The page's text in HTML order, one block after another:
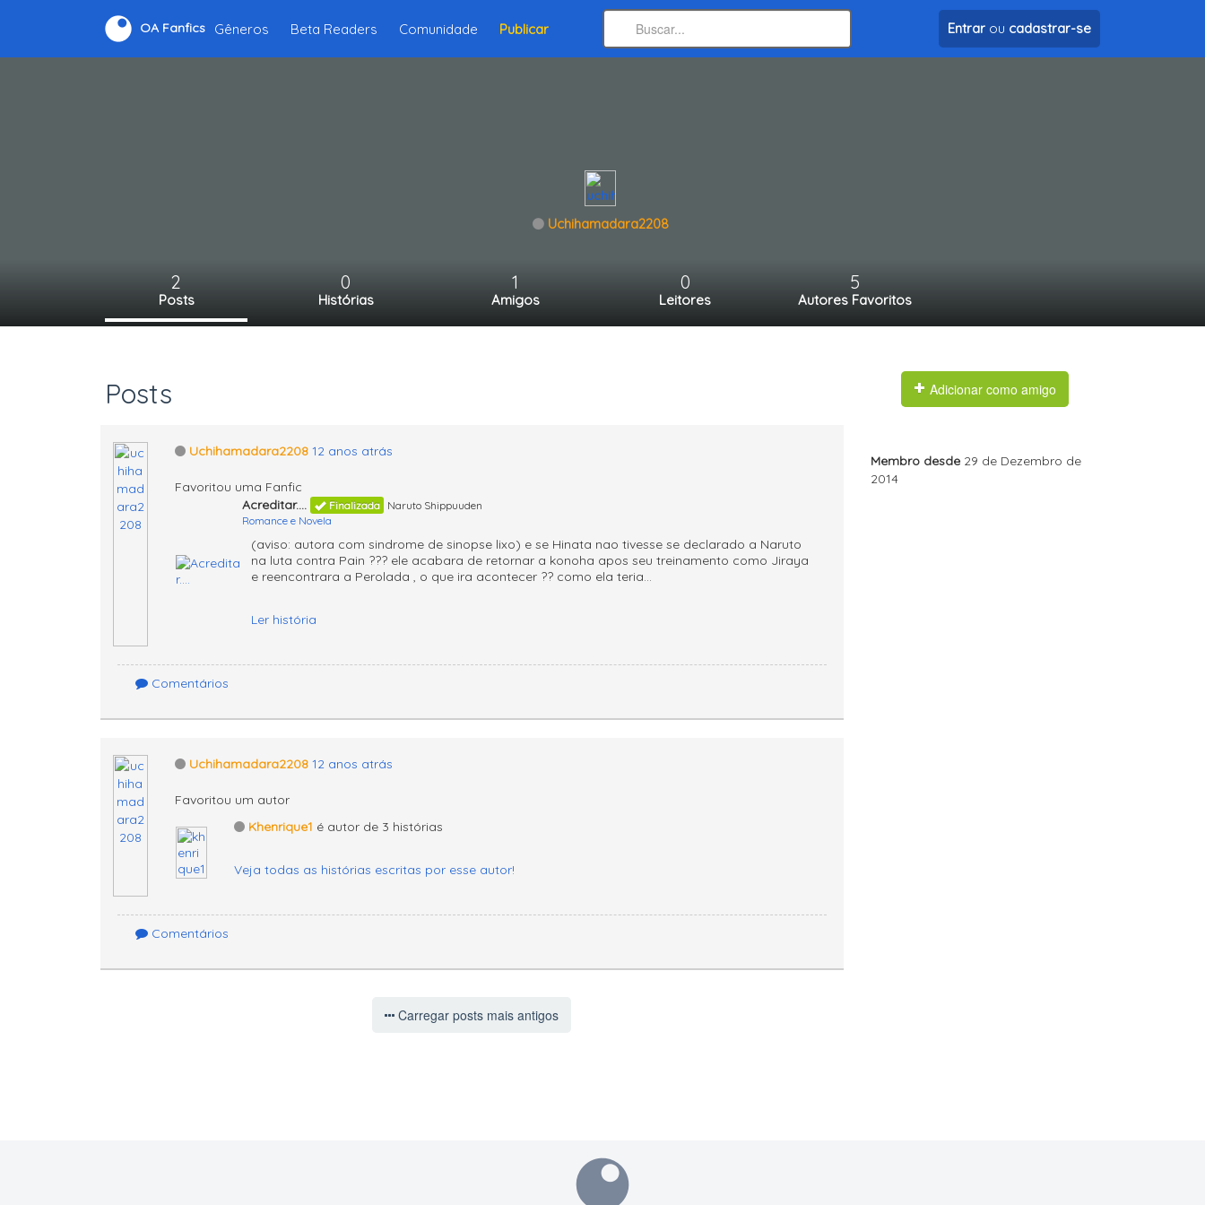
OA Fanfics Gêneros Beta Readers Comunidade Publicar Entrar ou cadastrar-se
Uchihamadara2208
2
Posts
0
Histórias
1
Amigos
0
Leitores
5
Autores Favoritos
Posts
Uchihamadara2208 12 anos atrás
Favoritou uma Fanfic
Acreditar....
Finalizada
Naruto Shippuuden
Romance e Novela
(aviso: autora com sindrome de sinopse lixo) e se Hinata nao tivesse se declarado a Naruto
na luta contra Pain ??? ele acabara de retornar a konoha apos seu treinamento como Jiraya
e reencontrara a Perolada , o que ira acontecer ?? como ela teria...
Ler história
Comentários
Uchihamadara2208 12 anos atrás
Favoritou um autor
Khenrique1 é autor de 3 histórias
Veja todas as histórias escritas por esse autor!
Comentários
Carregar posts mais antigos
Adicionar como amigo
Membro desde29 de Dezembro de
2014